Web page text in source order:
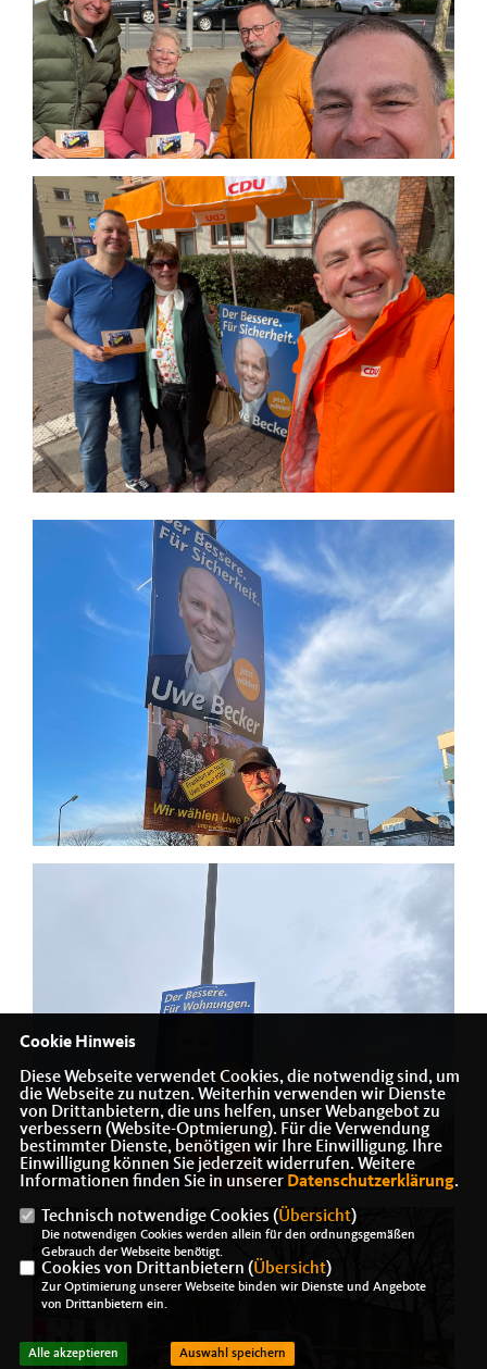
Cookie Hinweis
Diese Webseite verwendet Cookies, die notwendig sind, um
die Webseite zu nutzen. Weiterhin verwenden wir Dienste
von Drittanbietern, die uns helfen, unser Webangebot zu
verbessern (Website-Optmierung). Für die Verwendung
bestimmter Dienste, benötigen wir Ihre Einwilligung. Ihre
Einwilligung können Sie jederzeit widerrufen. Weitere
Informationen finden Sie in unserer Datenschutzerklärung.
Technisch notwendige Cookies (Übersicht)
Die notwendigen Cookies werden allein für den ordnungsgemäßen
Gebrauch der Webseite benötigt.
Cookies von Drittanbietern (Übersicht)
Zur Optimierung unserer Webseite binden wir Dienste und Angebote
von Drittanbietern ein.
Alle akzeptieren Auswahl speichern